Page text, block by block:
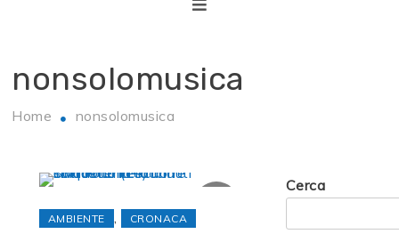
nonsolomusica
Home nonsolomusica
AMBIENTE , CRONACA
Cerca